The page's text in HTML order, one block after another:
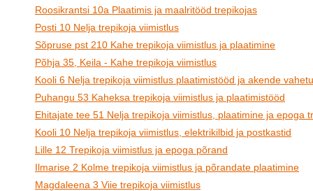
Roosikrantsi 10a Plaatimis ja maalritööd trepikojas
Posti 10 Nelja trepikoja viimistlus
Sõpruse pst 210 Kahe trepikoja viimistlus ja plaatimine
Põhja 35, Keila - Kahe trepikoja viimistlus
Kooli 6 Nelja trepikoja viimistlus plaatimistööd ja akende
Puhangu 53 Kaheksa trepikoja viimistlus ja plaatimistööd
Ehitajate tee 51 Nelja trepikoja viimistlus, plaatimine ja epoga
Kooli 10 Nelja trepikoja viimistlus, elektrikilbid ja postkastid
Lille 12 Trepikoja viimistlus ja epoga põrand
Ilmarise 2 Kolme trepikoja viimistlus ja põrandate plaatimine
Magdaleena 3 Viie trepikoja viimistlus